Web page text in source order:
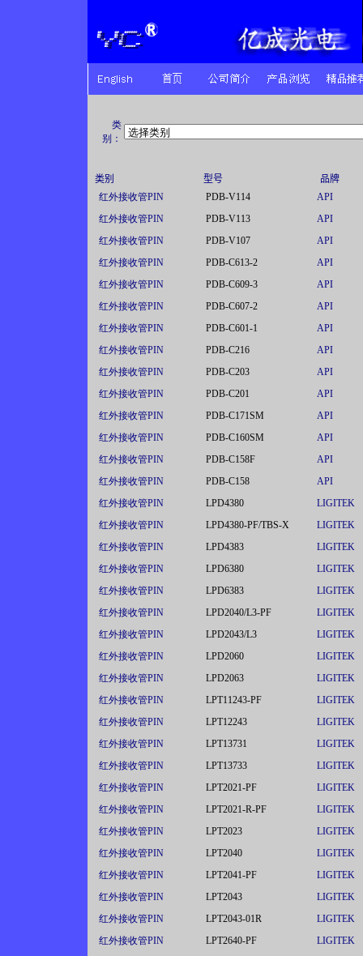
类
别：
类别 型号
品牌
红外接收管PIN
PDB-V114
API
红外接收管PIN
PDB-V113
API
红外接收管PIN
PDB-V107
API
红外接收管PIN
PDB-C613-2
API
红外接收管PIN
PDB-C609-3
API
红外接收管PIN
PDB-C607-2
API
红外接收管PIN
PDB-C601-1
API
红外接收管PIN
PDB-C216
API
红外接收管PIN
PDB-C203
API
红外接收管PIN
PDB-C201
API
红外接收管PIN
PDB-C171SM
API
红外接收管PIN
PDB-C160SM
API
红外接收管PIN
PDB-C158F
API
红外接收管PIN
PDB-C158
API
红外接收管PIN
LPD4380
LIGITEK
红外接收管PIN
LPD4380-PF/TBS-X
LIGITEK
红外接收管PIN
LPD4383
LIGITEK
红外接收管PIN
LPD6380
LIGITEK
红外接收管PIN
LPD6383
LIGITEK
红外接收管PIN
LPD2040/L3-PF
LIGITEK
红外接收管PIN
LPD2043/L3
LIGITEK
红外接收管PIN
LPD2060
LIGITEK
红外接收管PIN
LPD2063
LIGITEK
红外接收管PIN
LPT11243-PF
LIGITEK
红外接收管PIN
LPT12243
LIGITEK
红外接收管PIN
LPT13731
LIGITEK
红外接收管PIN
LPT13733
LIGITEK
红外接收管PIN
LPT2021-PF
LIGITEK
红外接收管PIN
LPT2021-R-PF
LIGITEK
红外接收管PIN
LPT2023
LIGITEK
红外接收管PIN
LPT2040
LIGITEK
红外接收管PIN
LPT2041-PF
LIGITEK
红外接收管PIN
LPT2043
LIGITEK
红外接收管PIN
LPT2043-01R
LIGITEK
红外接收管PIN
LPT2640-PF
LIGITEK